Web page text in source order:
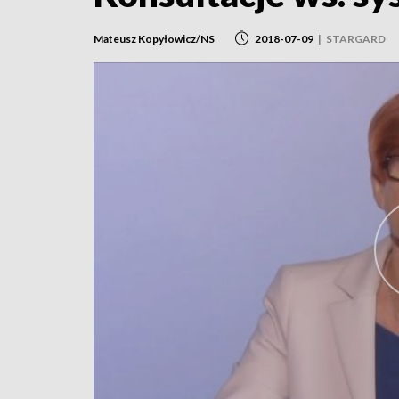
Mateusz Kopyłowicz/NS 2018-07-09 | STARGARD